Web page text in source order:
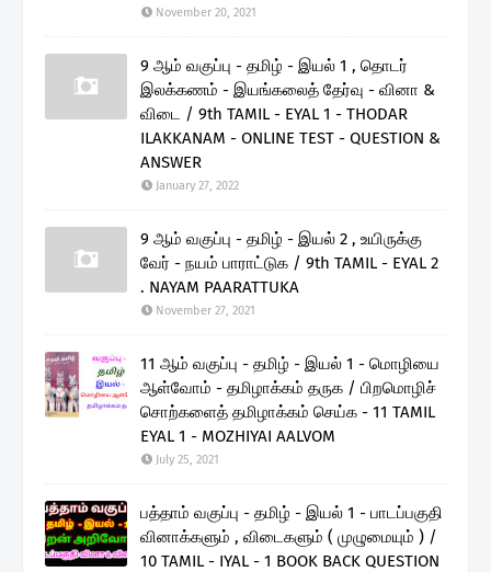
November 20, 2021
9 ஆம் வகுப்பு - தமிழ் - இயல் 1 , தொடர்
இலக்கணம் - இயங்கலைத் தேர்வு - வினா &
விடை / 9th TAMIL - EYAL 1 - THODAR
ILAKKANAM - ONLINE TEST - QUESTION &
ANSWER
January 27, 2022
9 ஆம் வகுப்பு - தமிழ் - இயல் 2 , உயிருக்கு
வேர் - நயம் பாராட்டுக / 9th TAMIL - EYAL 2
. NAYAM PAARATTUKA
November 27, 2021
11 ஆம் வகுப்பு - தமிழ் - இயல் 1 - மொழியை
ஆள்வோம் - தமிழாக்கம் தருக / பிறமொழிச்
சொற்களைத் தமிழாக்கம் செய்க - 11 TAMIL
EYAL 1 - MOZHIYAI AALVOM
July 25, 2021
பத்தாம் வகுப்பு - தமிழ் - இயல் 1 - பாடப்பகுதி
வினாக்களும் , விடைகளும் ( முழுமையும் ) /
10 TAMIL - IYAL - 1 BOOK BACK QUESTION